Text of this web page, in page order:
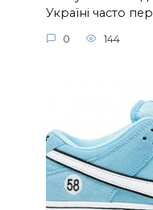
Україні часто
0 144